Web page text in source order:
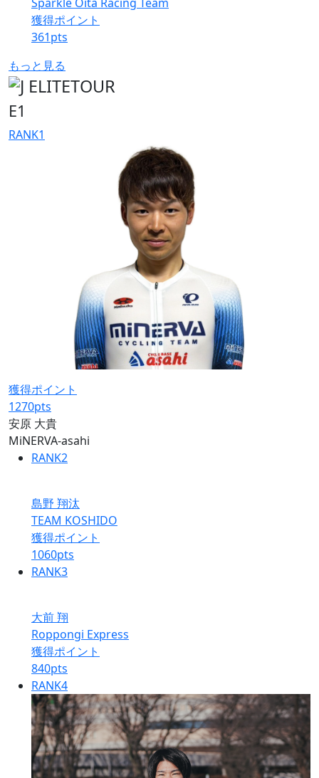
獲得ポイント
361pts
もっと見る
E1
RANK1
獲得ポイント
1270pts
安原 大貴
MiNERVA-asahi
RANK2
島野 翔汰
TEAM KOSHIDO
獲得ポイント
1060pts
RANK3
大前 翔
Roppongi Express
獲得ポイント
840pts
RANK4